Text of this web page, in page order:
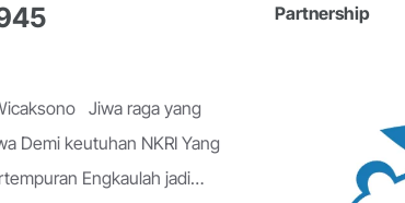
Jiwa raga yang
Demi keutuhan NKRI Yang
Engkaulah jadi…
Partnership